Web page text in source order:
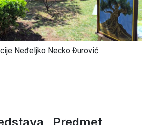
Neđeljko Necko Đurović
„Predmet